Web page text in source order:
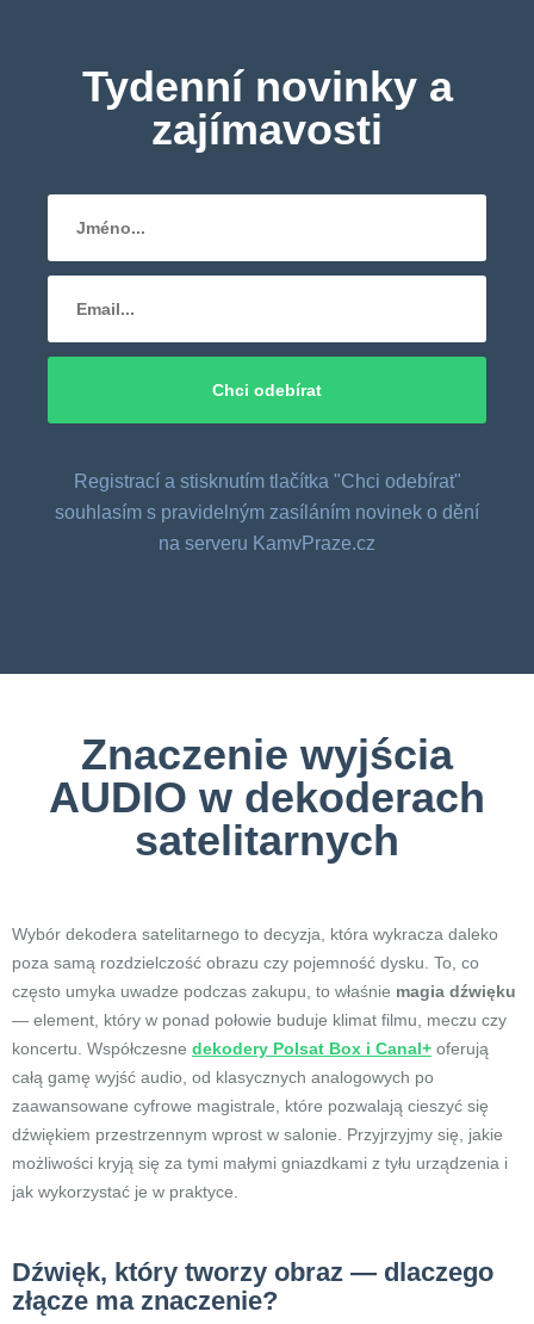
Tydenní novinky a
zajímavosti
Registrací a stisknutím tlačítka "Chci odebírat"
souhlasím s pravidelným zasíláním novinek o dění
na serveru KamvPraze.cz
Znaczenie wyjścia
AUDIO w dekoderach
satelitarnych
Wybór dekodera satelitarnego to decyzja, która wykracza daleko
poza samą rozdzielczość obrazu czy pojemność dysku. To, co
często umyka uwadze podczas zakupu, to właśnie magia dźwięku
— element, który w ponad połowie buduje klimat filmu, meczu czy
koncertu. Współczesne dekodery Polsat Box i Canal+ oferują
całą gamę wyjść audio, od klasycznych analogowych po
zaawansowane cyfrowe magistrale, które pozwalają cieszyć się
dźwiękiem przestrzennym wprost w salonie. Przyjrzyjmy się, jakie
możliwości kryją się za tymi małymi gniazdkami z tyłu urządzenia i
jak wykorzystać je w praktyce.
Dźwięk, który tworzy obraz — dlaczego
złącze ma znaczenie?